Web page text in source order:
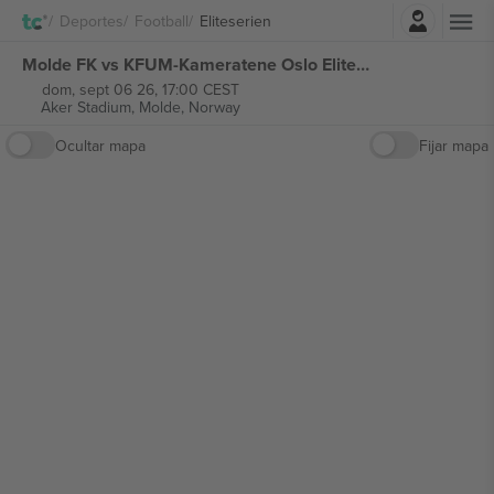
Deportes Football EliteserienIniciar sesión
Molde FK vs KFUM-Kameratene Oslo Eliteserien entradas
dom, sept 06 26, 17:00 CEST
Aker Stadium, Molde, Norway
Ocultar mapa
Fijar mapa